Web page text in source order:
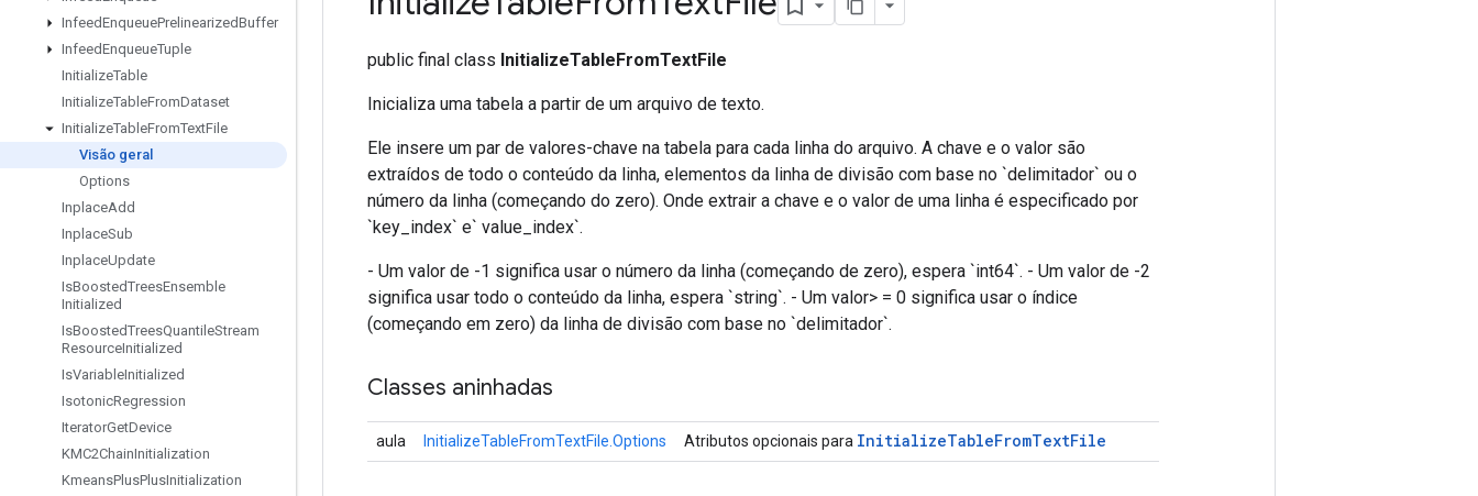
InfeedEnqueuePrelinearizedBuffer
InfeedEnqueueTuple
InitializeTable
InitializeTableFromDataset
InitializeTableFromTextFile
Visão geral
Options
InplaceAdd
InplaceSub
InplaceUpdate
IsBoostedTreesEnsemble
Initialized
IsBoostedTreesQuantileStream
ResourceInitialized
IsVariableInitialized
IsotonicRegression
IteratorGetDevice
KMC2ChainInitialization
KmeansPlusPlusInitialization
public final class InitializeTableFromTextFile
Inicializa uma tabela a partir de um arquivo de texto.
Ele insere um par de valores-chave na tabela para cada linha do arquivo. A chave e o valor são
extraídos de todo o conteúdo da linha, elementos da linha de divisão com base no `delimitador` ou o
número da linha (começando do zero). Onde extrair a chave e o valor de uma linha é especificado por
`key_index` e` value_index`.
- Um valor de -1 significa usar o número da linha (começando de zero), espera `int64`. - Um valor de -2
significa usar todo o conteúdo da linha, espera `string`. - Um valor> = 0 significa usar o índice
(começando em zero) da linha de divisão com base no `delimitador`.
Classes aninhadas
aula InitializeTableFromTextFile.Options Atributos opcionais para InitializeTableFromTextFile